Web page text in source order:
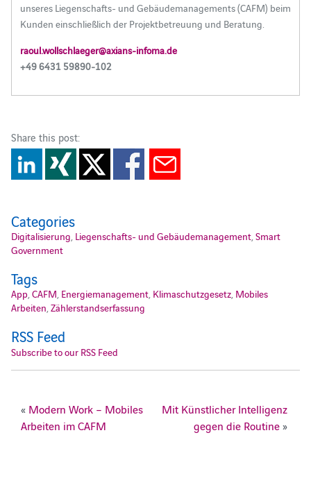
unseres Liegenschafts- und Gebäudemanagements (CAFM) beim
Kunden einschließlich der Projektbetreuung und Beratung.
raoul.wollschlaeger@axians-infoma.de
+49 6431 59890-102
Share this post:
Categories
Digitalisierung Liegenschafts- und Gebäudemanagement, Smart
Government
Tags
App CAFM Energiemanagement, Klimaschutzgesetz, Mobiles
Arbeiten Zählerstandserfassung
RSS Feed
Subscribe to our RSS Feed
« Modern Work – Mobiles
Arbeiten im CAFM
Mit Künstlicher Intelligenz
gegen die Routine»